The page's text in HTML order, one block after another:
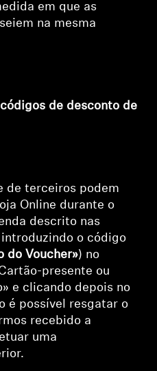
em que as
na mesma
de desconto de
de terceiros podem
Online durante o
descrito nas
o código
do Voucher») no
presente ou
e clicando depois no
é possível resgatar o
recebido a
uma